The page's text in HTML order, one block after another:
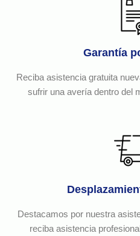
Garantía
Reciba asistencia gratuita
sufrir una avería dentro del
Destacamos por nuestra
reciba asistencia